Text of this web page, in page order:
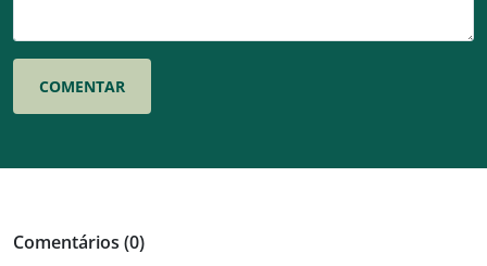
Comentários (0)